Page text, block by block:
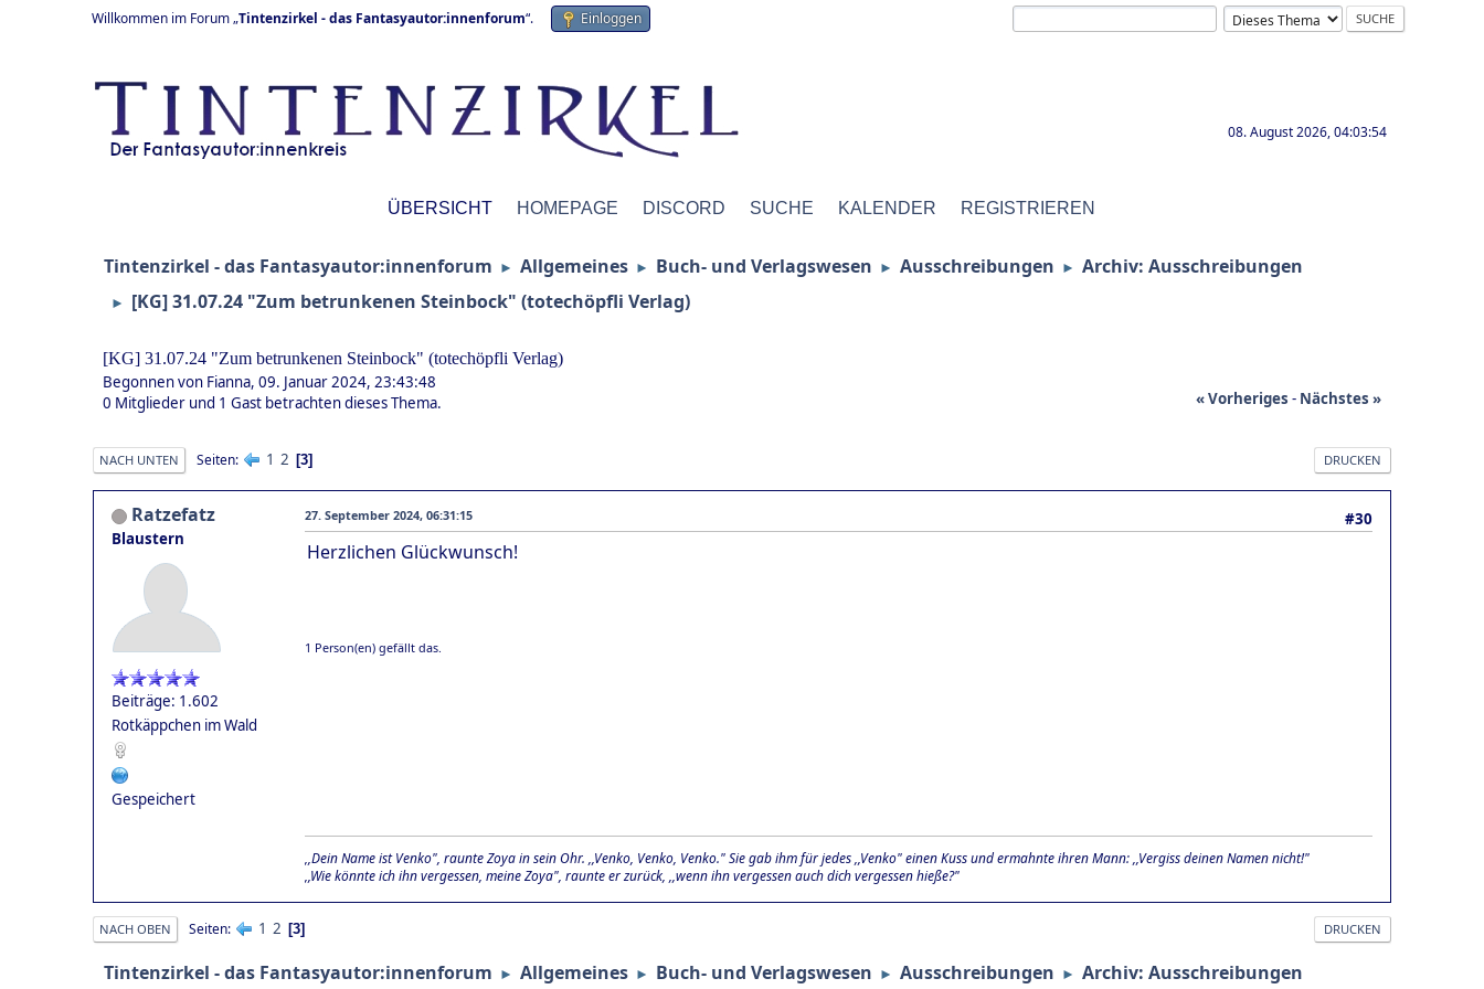
Willkommen im Forum „Tintenzirkel - das Fantasyautor:innenforum“. Einloggen
08. August 2026, 04:03:54
ÜBERSICHT HOMEPAGE DISCORD SUCHE KALENDER REGISTRIEREN
Tintenzirkel - das Fantasyautor:innenforum ► Allgemeines ► Buch- und Verlagswesen ► Ausschreibungen ► Archiv: Ausschreibungen
► [KG] 31.07.24 "Zum betrunkenen Steinbock" (totechöpfli Verlag)
[KG] 31.07.24 "Zum betrunkenen Steinbock" (totechöpfli Verlag)
Begonnen von Fianna, 09. Januar 2024, 23:43:48
« Vorheriges - Nächstes »
0 Mitglieder und 1 Gast betrachten dieses Thema.
DRUCKEN
NACH UNTEN Seiten 1 2 3
Ratzefatz
Blaustern
Beiträge: 1.602
Rotkäppchen im Wald
Gespeichert
#30
27. September 2024, 06:31:15
Herzlichen Glückwunsch!
1 Person(en) gefällt das.
,,Dein Name ist Venko", raunte Zoya in sein Ohr. ,,Venko, Venko, Venko." Sie gab ihm für jedes ,,Venko" einen Kuss und ermahnte ihren Mann: ,,Vergiss deinen Namen nicht!"
,,Wie könnte ich ihn vergessen, meine Zoya", raunte er zurück, ,,wenn ihn vergessen auch dich vergessen hieße?"
DRUCKEN
NACH OBEN Seiten 1 2 3
Tintenzirkel - das Fantasyautor:innenforum ► Allgemeines ► Buch- und Verlagswesen ► Ausschreibungen ► Archiv: Ausschreibungen